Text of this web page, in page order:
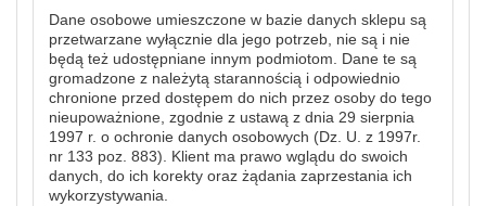
Dane osobowe umieszczone w bazie danych sklepu są
przetwarzane wyłącznie dla jego potrzeb, nie są i nie
będą też udostępniane innym podmiotom. Dane te są
gromadzone z należytą starannością i odpowiednio
chronione przed dostępem do nich przez osoby do tego
nieupoważnione, zgodnie z ustawą z dnia 29 sierpnia
1997 r. o ochronie danych osobowych (Dz. U. z 1997r.
nr 133 poz. 883). Klient ma prawo wglądu do swoich
danych, do ich korekty oraz żądania zaprzestania ich
wykorzystywania.